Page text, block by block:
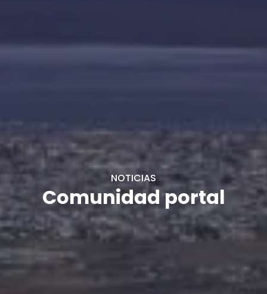
NOTICIAS
Comunidad portal